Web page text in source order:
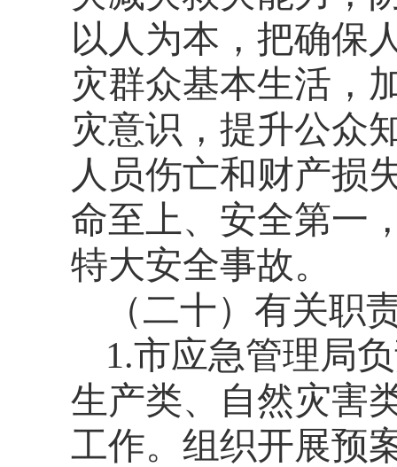
以人为本，把确保
灾群众基本生活，
灾意识，提升公众
人员伤亡和财产损
命至上、安全第一
特大安全事故。
（二十）有关职
1.市应急管理局
生产类、自然灾害
工作。组织开展预